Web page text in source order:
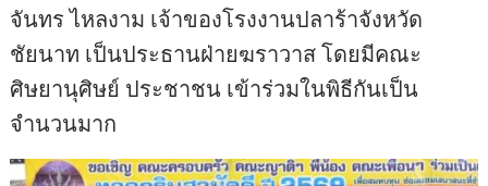
จันทร ไหลงาม เจ้าของโรงงานปลาร้าจังหวัด
ชัยนาท เป็นประธานฝ่ายฆราวาส โดยมีคณะ
ศิษยานุศิษย์ ประชาชน เข้าร่วมในพิธีกันเป็น
จำนวนมาก